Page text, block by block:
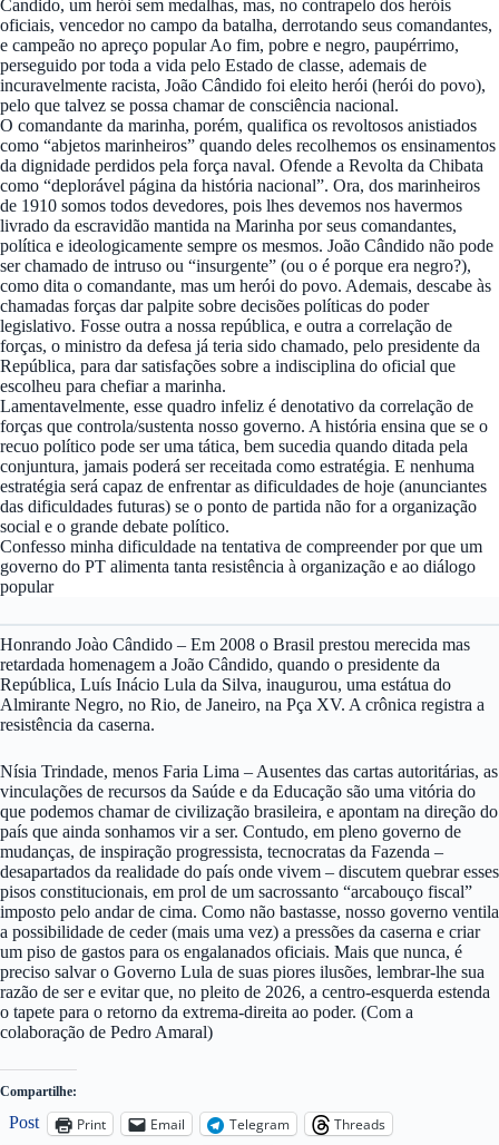
Candido, um herói sem medalhas, mas, no contrapelo dos heróis
oficiais, vencedor no campo da batalha, derrotando seus comandantes,
e campeão no apreço popular Ao fim, pobre e negro, paupérrimo,
perseguido por toda a vida pelo Estado de classe, ademais de
incuravelmente racista, João Cândido foi eleito herói (herói do povo),
pelo que talvez se possa chamar de consciência nacional.
O comandante da marinha, porém, qualifica os revoltosos anistiados
como “abjetos marinheiros” quando deles recolhemos os ensinamentos
da dignidade perdidos pela força naval. Ofende a Revolta da Chibata
como “deplorável página da história nacional”. Ora, dos marinheiros
de 1910 somos todos devedores, pois lhes devemos nos havermos
livrado da escravidão mantida na Marinha por seus comandantes,
política e ideologicamente sempre os mesmos. João Cândido não pode
ser chamado de intruso ou “insurgente” (ou o é porque era negro?),
como dita o comandante, mas um herói do povo. Ademais, descabe às
chamadas forças dar palpite sobre decisões políticas do poder
legislativo. Fosse outra a nossa república, e outra a correlação de
forças, o ministro da defesa já teria sido chamado, pelo presidente da
República, para dar satisfações sobre a indisciplina do oficial que
escolheu para chefiar a marinha.
Lamentavelmente, esse quadro infeliz é denotativo da correlação de
forças que controla/sustenta nosso governo. A história ensina que se o
recuo político pode ser uma tática, bem sucedia quando ditada pela
conjuntura, jamais poderá ser receitada como estratégia. E nenhuma
estratégia será capaz de enfrentar as dificuldades de hoje (anunciantes
das dificuldades futuras) se o ponto de partida não for a organização
social e o grande debate político.
Confesso minha dificuldade na tentativa de compreender por que um
governo do PT alimenta tanta resistência à organização e ao diálogo
popular
Honrando Joào Cândido – Em 2008 o Brasil prestou merecida mas
retardada homenagem a João Cândido, quando o presidente da
República, Luís Inácio Lula da Silva, inaugurou, uma estátua do
Almirante Negro, no Rio, de Janeiro, na Pça XV. A crônica registra a
resistência da caserna.
Nísia Trindade, menos Faria Lima – Ausentes das cartas autoritárias, as
vinculações de recursos da Saúde e da Educação são uma vitória do
que podemos chamar de civilização brasileira, e apontam na direção do
país que ainda sonhamos vir a ser. Contudo, em pleno governo de
mudanças, de inspiração progressista, tecnocratas da Fazenda –
desapartados da realidade do país onde vivem – discutem quebrar esses
pisos constitucionais, em prol de um sacrossanto “arcabouço fiscal”
imposto pelo andar de cima. Como não bastasse, nosso governo ventila
a possibilidade de ceder (mais uma vez) a pressões da caserna e criar
um piso de gastos para os engalanados oficiais. Mais que nunca, é
preciso salvar o Governo Lula de suas piores ilusões, lembrar-lhe sua
razão de ser e evitar que, no pleito de 2026, a centro-esquerda estenda
o tapete para o retorno da extrema-direita ao poder. (Com a
colaboração de Pedro Amaral)
Compartilhe:
Post Print Email Telegram
Threads